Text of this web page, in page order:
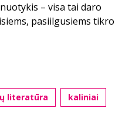
– visa tai daro
pasiilgusiems tikro
literatūra kaliniai